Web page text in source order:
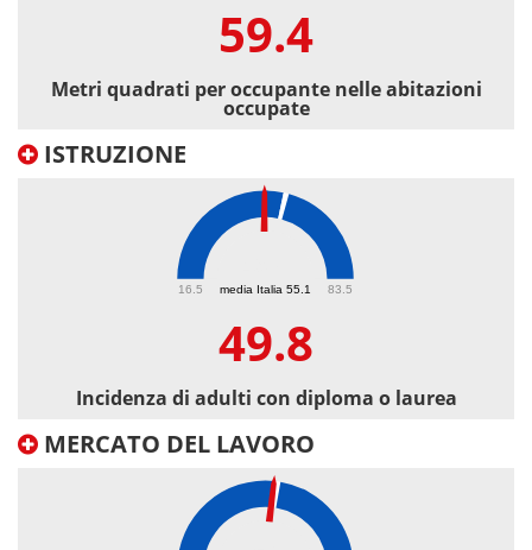
59.4
Metri quadrati per occupante nelle abitazioni
occupate
ISTRUZIONE
media Italia 55.1
16.5 83.5
49.8
Incidenza di adulti con diploma o laurea
MERCATO DEL LAVORO